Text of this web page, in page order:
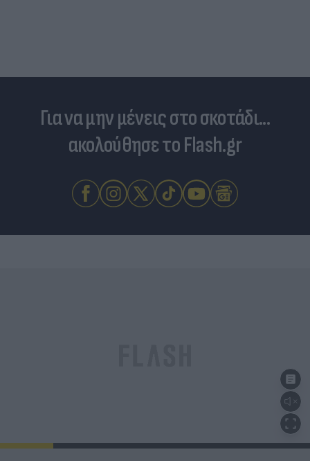
Για να μην μένεις στο σκοτάδι...
ακολούθησε το Flash.gr